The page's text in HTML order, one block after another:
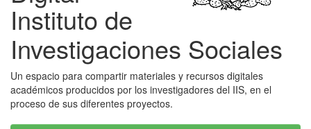
Instituto de
Investigaciones Sociales
Un espacio para compartir materiales y recursos digitales
académicos producidos por los investigadores del IIS, en el
proceso de sus diferentes proyectos.